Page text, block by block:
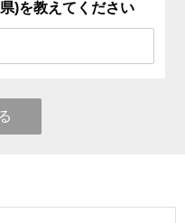
)を教えてください